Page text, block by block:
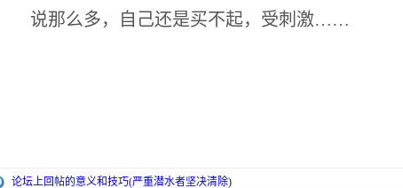
说那么多，自己还是买不起，受刺激……
论坛上回帖的意义和技巧(严重潜水者坚决清除)